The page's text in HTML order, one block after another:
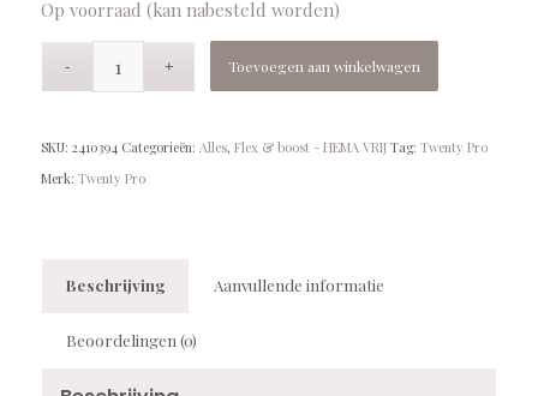
Op voorraad (kan nabesteld worden)
Toevoegen aan winkelwagen
SKU: 2410394 Categorieën: Alles, Flex & boost - HEMA VRIJ Tag: Twenty Pro
Merk: Twenty Pro
Beschrijving Aanvullende informatie
Beoordelingen (0)